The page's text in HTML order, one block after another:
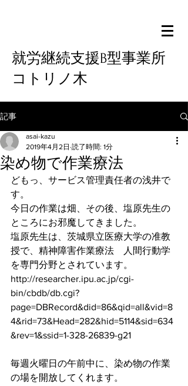
就労継続支援B型事業所
コトリノ木
記事
染め物で作業療法
asai-kazu
2019年4月2日 読了時間: 1分
どもっ、サービス管理責任者の浅井で
す。
今日の作業は畑、その後、塩原先生の
ところにお邪魔してきました。
塩原先生は、茨城県立医療大学の准教
授で、精神障害作業療法　人間行動学
を専門分野とされています。
http://researcher.ipu.ac.jp/cgi-
bin/cbdb/db.cgi?
page=DBRecord&did=86&qid=all&vid=8
4&rid=73&Head=282&hid=5114&sid=634
&rev=1&ssid=1-328-26839-g21
毎週火曜日の午前中に、染め物の作業
の場を開放してくれます。